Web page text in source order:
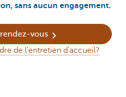
sans aucun engagement.
vous
de l'entretien d'accueil?